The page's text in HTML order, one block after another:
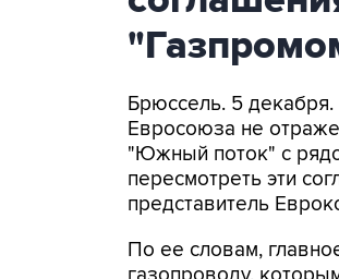
Брюссель. 5
Евросоюза не
"Южный поток" с
пересмотреть эти
представитель
По ее словам,